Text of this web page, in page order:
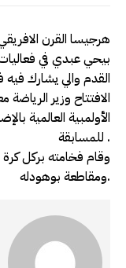
هرجيسا القرن
بيحي عبدي في
القدم والي يشارك
الافتتاح وزير
الأولمبية العالمية
للمسابقة .
وقام فخامته بركل كرة
ومقاطعة بوهودله.